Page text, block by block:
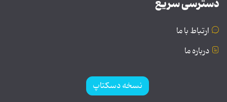
دسترسی سریع
ارتباط با ما
درباره ما
نسخه دسکتاپ